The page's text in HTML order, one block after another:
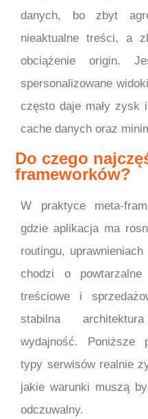
danych, bo zbyt
nieaktualne treści, a
obciążenie origin.
spersonalizowane
często daje mały zysk
cache danych oraz
Do czego
frameworków?
W praktyce meta-
gdzie aplikacja ma
routingu,
chodzi o powtarzalne
treściowe i
stabilna
wydajność. Poniższe
typy serwisów realnie
jakie warunki muszą
odczuwalny.